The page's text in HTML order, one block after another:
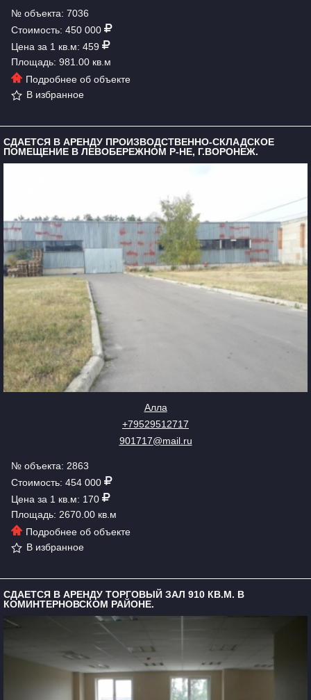
№ объекта: 7036
Стоимость: 450 000
Цена за 1 кв.м: 459
Площадь: 981.00 кв.м
Подробнее об объекте
В избранное
СДАЕТСЯ В АРЕНДУ ПРОИЗВОДСТВЕННО-СКЛАДСКОЕ
ПОМЕЩЕНИЕ В ЛЕВОБЕРЕЖНОМ Р-НЕ, Г.ВОРОНЕЖ.
Алла
+79529512717
901717@mail.ru
№ объекта: 2863
Стоимость: 454 000
Цена за 1 кв.м: 170
Площадь: 2670.00 кв.м
Подробнее об объекте
В избранное
СДАЕТСЯ В АРЕНДУ ТОРГОВЫЙ ЗАЛ 910 КВ.М. В
КОМИНТЕРНОВСКОМ РАЙОНЕ.